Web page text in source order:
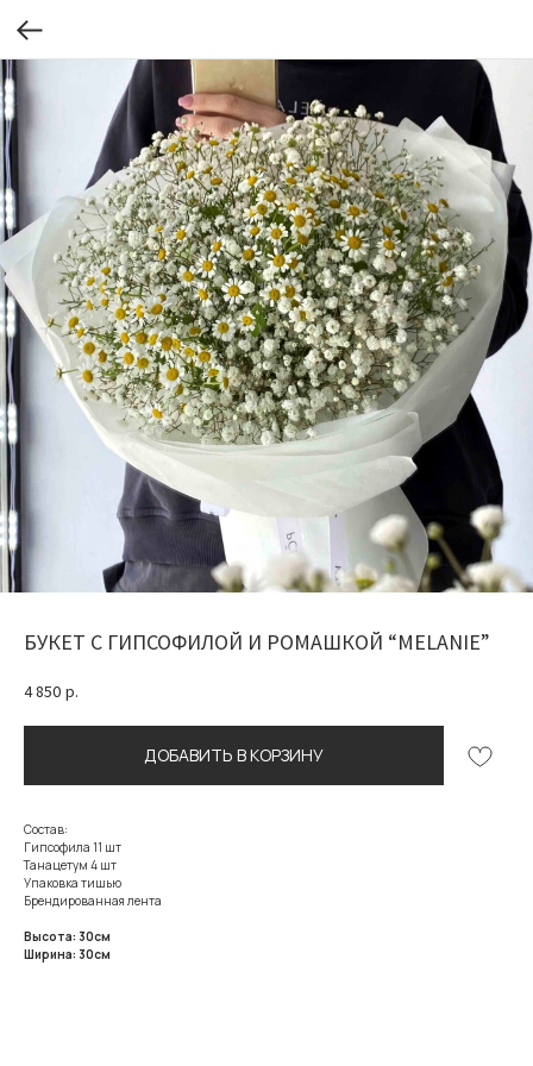
БУКЕТ С ГИПСОФИЛОЙ И РОМАШКОЙ “MELANIE”
4 850 р.
ДОБАВИТЬ В КОРЗИНУ
Состав:
Гипсофила 11 шт
Танацетум 4 шт
Упаковка тишью
Брендированная лента
Высота: 30см
Ширина: 30см